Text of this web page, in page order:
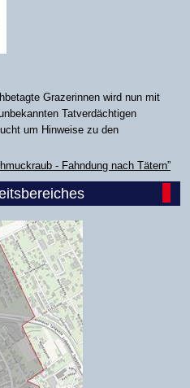
Grazerinnen wird nun mit
Tatverdächtigen
um Hinweise zu den
- Fahndung nach Tätern”